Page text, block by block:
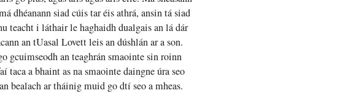
dhéanann siad cúis tar éis athrá, ansin tá siad
teacht i láthair le haghaidh dualgais an lá dár
an tUasal Lovett leis an dúshlán ar a son.
gcuimseodh an teaghrán smaointe sin roinn
taca a bhaint as na smaointe daingne úra seo
bealach ar tháinig muid go dtí seo a mheas.